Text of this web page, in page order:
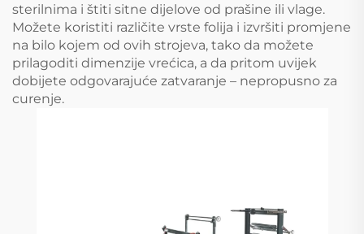
sterilnima i štiti sitne dijelove od prašine ili vlage.
Možete koristiti različite vrste folija i izvršiti promjene
na bilo kojem od ovih strojeva, tako da možete
prilagoditi dimenzije vrećica, a da pritom uvijek
dobijete odgovarajuće zatvaranje – nepropusno za
curenje.